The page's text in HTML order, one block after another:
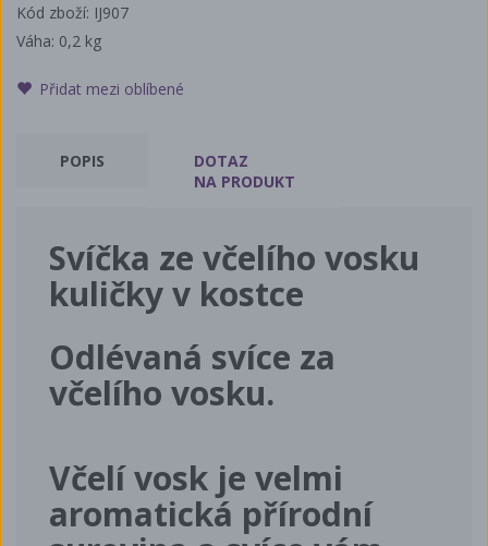
Kód zboží: IJ907
Váha: 0,2 kg
Přidat mezi oblíbené
POPIS
DOTAZ
NA PRODUKT
Svíčka ze včelího vosku
kuličky v kostce
Odlévaná svíce za
včelího vosku.
Včelí vosk je velmi
aromatická přírodní